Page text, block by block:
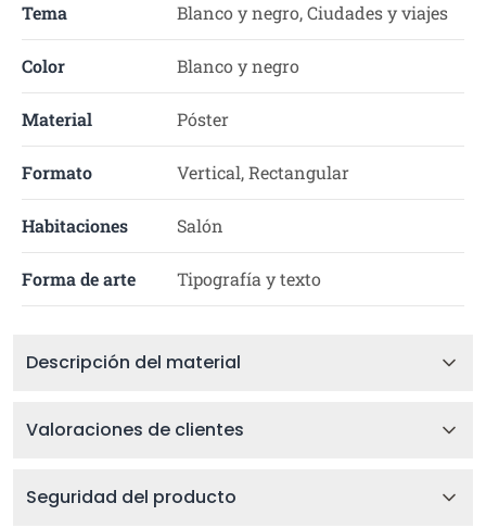
Tema Blanco y negro, Ciudades y viajes
Color Blanco y negro
Material Póster
Formato Vertical, Rectangular
Habitaciones Salón
Forma de arte Tipografía y texto
Descripción del material
Valoraciones de clientes
Seguridad del producto